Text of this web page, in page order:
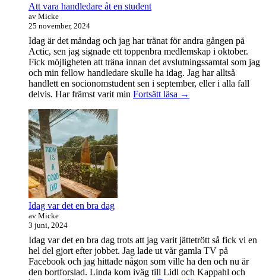
Att vara handledare åt en student
av Micke
25 november, 2024
Idag är det måndag och jag har tränat för andra gången på
Actic, sen jag signade ett toppenbra medlemskap i oktober.
Fick möjligheten att träna innan det avslutningssamtal som jag
och min fellow handledare skulle ha idag. Jag har alltså
handlett en socionomstudent sen i september, eller i alla fall
delvis. Har främst varit min Fortsätt läsa Att
→
Idag var det en bra dag
av Micke
3 juni, 2024
Idag var det en bra dag trots att jag varit jättetrött så fick vi en
hel del gjort efter jobbet. Jag lade ut vår gamla TV på
Facebook och jag hittade någon som ville ha den och nu är
den bortforslad. Linda kom iväg till Lidl och Kappahl och